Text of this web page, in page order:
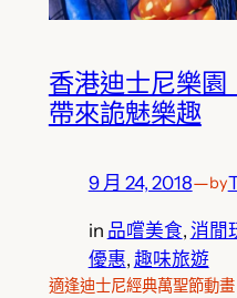
香港迪士尼樂園
帶來詭魅樂趣
9 月 24, 2018—by
in 品嚐美食, 消閒
優惠, 趣味旅遊
適逢迪士尼經典萬聖節動